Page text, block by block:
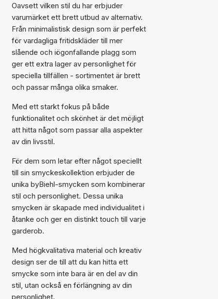
Oavsett vilken stil du har erbjuder
varumärket ett brett utbud av alternativ.
Från minimalistisk design som är perfekt
för vardagliga fritidskläder till mer
slående och iögonfallande plagg som
ger ett extra lager av personlighet för
speciella tillfällen - sortimentet är brett
och passar många olika smaker.
Med ett starkt fokus på både
funktionalitet och skönhet är det möjligt
att hitta något som passar alla aspekter
av din livsstil.
För dem som letar efter något speciellt
till sin smyckeskollektion erbjuder de
unika byBiehl-smycken som kombinerar
stil och personlighet. Dessa unika
smycken är skapade med individualitet i
åtanke och ger en distinkt touch till varje
garderob.
Med högkvalitativa material och kreativ
design ser de till att du kan hitta ett
smycke som inte bara är en del av din
stil, utan också en förlängning av din
personlighet.